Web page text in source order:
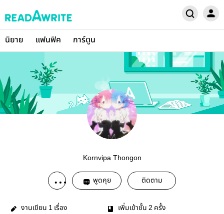
นิยาย แฟนฟิค การ์ตูน
Kornvipa Thongon
พูดคุย ติดตาม
งานเขียน 1 เรื่อง เพิ่มเข้าชั้น 2 ครั้ง